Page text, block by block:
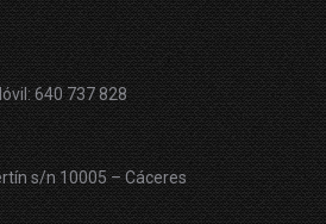
640 737 828
s/n 10005 – Cáceres